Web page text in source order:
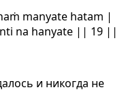
manyate hatam |
na hanyate || 19 ||
и никогда не